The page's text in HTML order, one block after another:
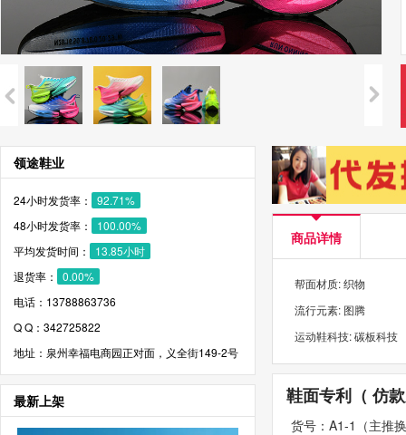
领途鞋业
24小时发货率：
92.71%
48小时发货率：
100.00%
平均发货时间：
13.85小时
退货率：
0.00%
电话：13788863736
Q Q：342725822
地址：泉州幸福电商园正对面，义全街149-2号
最新上架
商品详情
帮面材质: 织物
流行元素: 图腾
运动鞋科技: 碳板科技
鞋面专利（ 仿
货号：A1-1（主推